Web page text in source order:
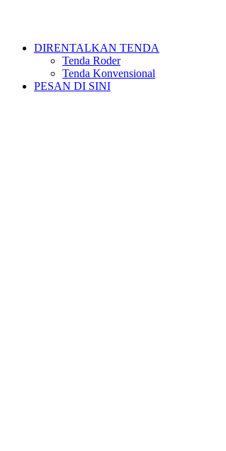
DIRENTALKAN TENDA
Tenda Roder
Tenda Konvensional
PESAN DI SINI